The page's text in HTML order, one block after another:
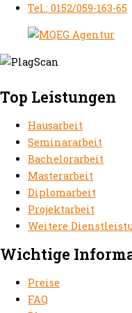
Tel.: 0152/059-163-65
Top Leistungen
Hausarbeit
Seminararbeit
Bachelorarbeit
Masterarbeit
Diplomarbeit
Projektarbeit
Weitere
Wichtige
Preise
FAQ